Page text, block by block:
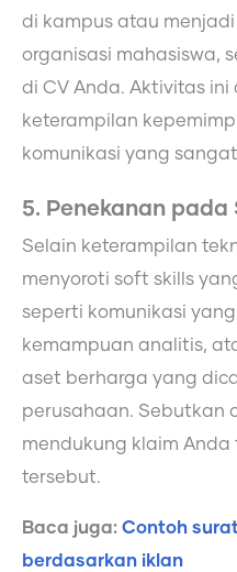
di kampus atau
organisasi mahasiswa,
di CV Anda. Aktivitas
keterampilan
komunikasi yang
5. Penekanan pada
Selain keterampilan
menyoroti soft skills
seperti komunikasi
kemampuan analitis,
aset berharga yang
perusahaan. Sebutkan
mendukung klaim
tersebut.
Baca juga: Contoh
berdasarkan iklan